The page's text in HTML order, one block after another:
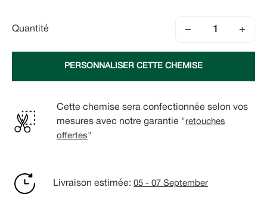
Quantité − +
PERSONNALISER CETTE CHEMISE
Cette chemise sera confectionnée selon vos
mesures avec notre garantie " retouches
offertes"
Livraison estimée: 05 - 07 September